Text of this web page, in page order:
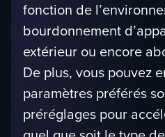
fonction de
bourdonnement
extérieur ou encore
De plus, vous pouvez
paramètres préférés
préréglages pour